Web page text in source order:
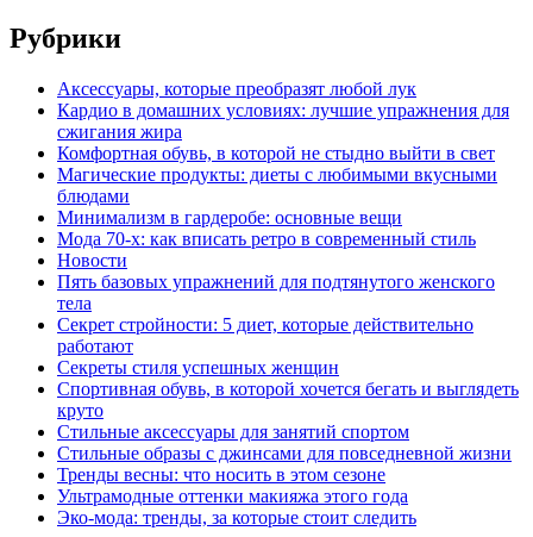
Рубрики
Аксессуары, которые преобразят любой лук
Кардио в домашних условиях: лучшие упражнения для
сжигания жира
Комфортная обувь, в которой не стыдно выйти в свет
Магические продукты: диеты с любимыми вкусными
блюдами
Минимализм в гардеробе: основные вещи
Мода 70-х: как вписать ретро в современный стиль
Новости
Пять базовых упражнений для подтянутого женского
тела
Секрет стройности: 5 диет, которые действительно
работают
Секреты стиля успешных женщин
Спортивная обувь, в которой хочется бегать и выглядеть
круто
Стильные аксессуары для занятий спортом
Стильные образы с джинсами для повседневной жизни
Тренды весны: что носить в этом сезоне
Ультрамодные оттенки макияжа этого года
Эко-мода: тренды, за которые стоит следить